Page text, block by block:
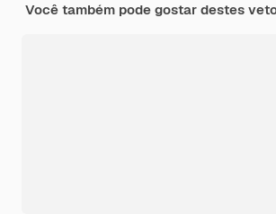
Você também pode gostar destes